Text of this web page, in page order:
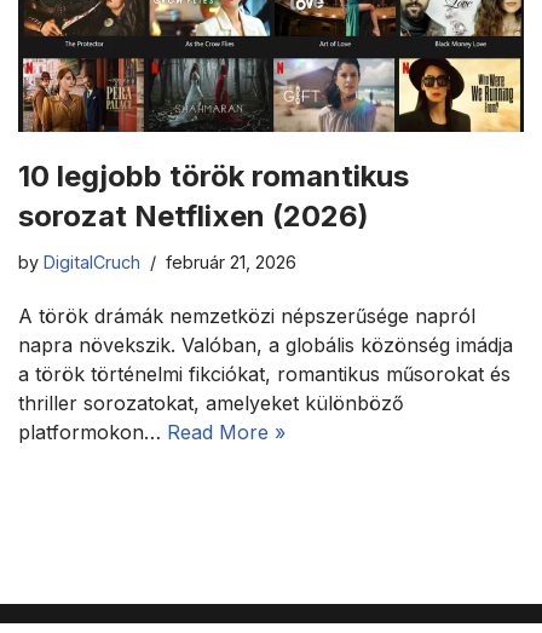
10 legjobb török romantikus
sorozat Netflixen (2026)
by DigitalCruch február 21, 2026
A török drámák nemzetközi népszerűsége napról
napra növekszik. Valóban, a globális közönség imádja
a török történelmi fikciókat, romantikus műsorokat és
thriller sorozatokat, amelyeket különböző
platformokon… Read More »